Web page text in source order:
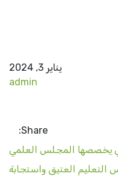
يناير 3, 2024
admin
Share:
يخصصها المجلس العلمي
التعليم العتيق واستجابة